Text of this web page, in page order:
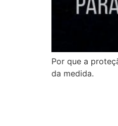
Por que a
da medida.